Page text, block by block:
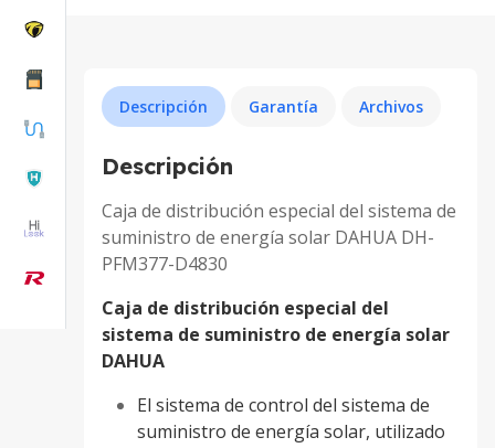
Descripción Garantía Archivos
Descripción
Caja de distribución especial del sistema de
suministro de energía solar DAHUA DH-
PFM377-D4830
Caja de distribución especial del
sistema de suministro de energía solar
DAHUA
El sistema de control del sistema de
suministro de energía solar, utilizado